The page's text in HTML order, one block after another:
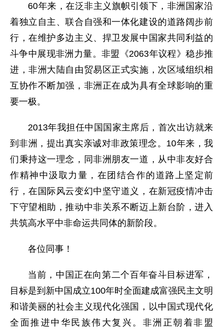
60年来，在泛非主义旗帜引领下，非洲国家沿
着独立自主、联合自强和一体化建设的道路阔步前
行，在维护多边主义、捍卫发展中国家共同利益的
斗争中展现非洲力量。非盟《2063年议程》稳步推
进，非洲大陆自由贸易区正式实施，次区域组织相
互协作不断加强，非洲正在成为具有全球影响的重
要一极。
2013年我担任中国国家主席后，首次出访就来
到非洲，提出真实亲诚对非政策理念。10年来，我
们秉持这一理念，同非洲朋友一道，从中非友好合
作精神中汲取力量，在团结合作的道路上坚定前
行，在国际风云变幻中坚守道义，在新冠疫情冲击
下守望相助，推动中非关系不断迈上新台阶，进入
共筑高水平中非命运共同体的新阶段。
各位同事！
当前，中国正在向第二个百年奋斗目标进军，
目标是到新中国成立100年时全面建成富强民主文明
和谐美丽的社会主义现代化强国，以中国式现代化
全面推进中华民族伟大复兴。非洲正朝着非盟